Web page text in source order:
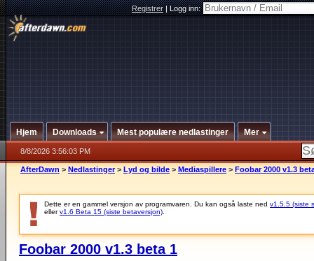
Registrer|Logg inn:
Hjem Downloads Mest populære nedlastinger Mer
8/8/2026 3:56:03 PM
AfterDawn > Nedlastinger > Lyd og bilde > Mediaspillere > Foobar 2000 v1.3
Dette er en gammel versjon av programvaren. Du kan også laste ned v1.5.5 (siste
ellerv1.6 Beta 15 (siste betaversjon)
Foobar 2000 v1.3 beta 1